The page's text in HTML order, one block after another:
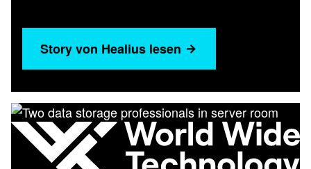
Story von Healius lesen